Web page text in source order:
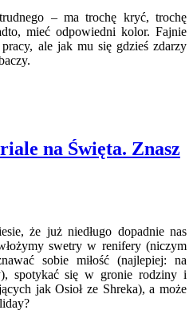
– ma trochę kryć, trochę
mieć odpowiedni kolor. Fajnie
ale jak mu się gdzieś zdarzy
na Święta. Znasz
że już niedługo dopadnie nas
swetry w renifery (niczym
sobie miłość (najlepiej: na
spotykać się w gronie rodziny i
jak Osioł ze Shreka), a może